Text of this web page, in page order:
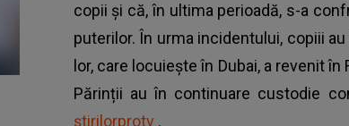
copii și că, în ultima perioadă, s-a
puterilor. În urma incidentului, copiii
lor, care locuiește în Dubai, a revenit
Părinții au în continuare custodie
știrilorprotv.